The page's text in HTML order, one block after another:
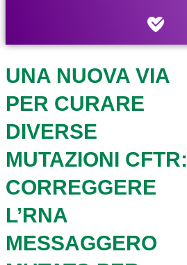
UNA NUOVA VIA
PER CURARE
DIVERSE
MUTAZIONI CFTR:
CORREGGERE
L’RNA
MESSAGGERO